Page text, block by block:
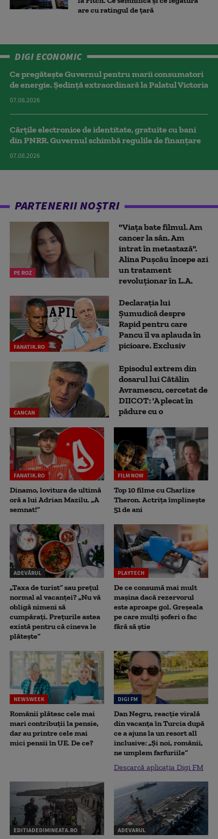
are cu ratingul de țară
DIGI ECONOMIC
Ce pregătește Guvernul pentru marii consumatori
de energie. Ședință extraordinară la Palatul Victoria
07.08.2026
Cărțile electronice de identitate, gratuite cu bani
din PNRR. Guvernul schimbă regulile de finanțare
07.08.2026
PARTENERII NOȘTRI
PE ROZ
"Viața bate filmul. Am
cancer la sân. Am
intrat în metastază".
Alina Pușcău începe azi
un tratament
revoluționar în L.A.
FANATIK.RO
Declarația lui
Șumudică despre
Rapid pentru care
Pancu îl va aplauda în
picioare. Exclusiv
CANCAN
Episodul extrem din
dosarul lui Cătălin
Avramescu, cercetat de
DIICOT: 'A plecat în
pădure cu o
FANATIK.RO
Dinamo, lovitura de ultimă
oră a lui Adrian Mazilu. „A
semnat!”
FILM NOW
Top 10 filme cu Charlize
Theron. Actrița împlinește
51 de ani
ADEVĂRUL
„Taxa de turist” sau prețul
normal al vacanței? „Nu vă
obligă nimeni să
cumpărați. Prețurile astea
există pentru că cineva le
plătește”
PLAYTECH
De ce consumă mai mult
mașina dacă rezervorul
este aproape gol. Greșeala
pe care mulți șoferi o fac
fără să știe
NEWSWEEK
Românii plătesc cele mai
mari contribuții la pensie,
dar au printre cele mai
mici pensii în UE. De ce?
DIGI FM
Dan Negru, reacție virală
din vacanța în Turcia după
ce a ajuns la un resort all
inclusive: „Și noi, românii,
ne umplem farfuriile”
Descarcă aplicația Digi FM
EDITIADEDIMINEATA.RO ADEVARUL